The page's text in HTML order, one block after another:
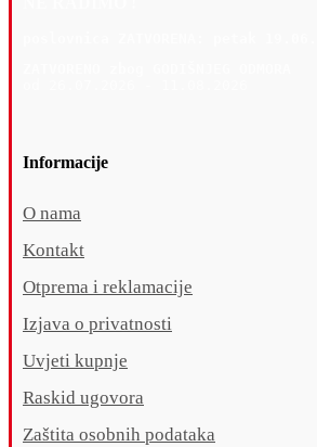
Informacije
O nama
Kontakt
Otprema i reklamacije
Izjava o privatnosti
Uvjeti kupnje
Raskid ugovora
Zaštita osobnih podataka